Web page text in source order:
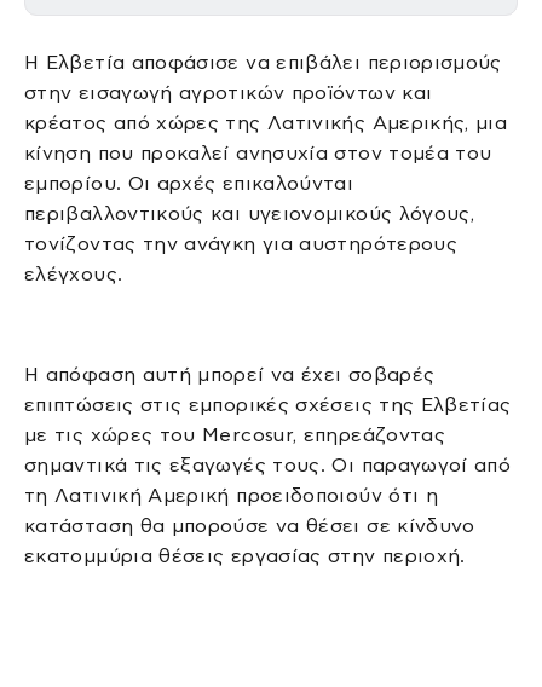
Η Ελβετία αποφάσισε να επιβάλει περιορισμούς
στην εισαγωγή αγροτικών προϊόντων και
κρέατος από χώρες της Λατινικής Αμερικής, μια
κίνηση που προκαλεί ανησυχία στον τομέα του
εμπορίου. Οι αρχές επικαλούνται
περιβαλλοντικούς και υγειονομικούς λόγους,
τονίζοντας την ανάγκη για αυστηρότερους
ελέγχους.
Η απόφαση αυτή μπορεί να έχει σοβαρές
επιπτώσεις στις εμπορικές σχέσεις της Ελβετίας
με τις χώρες του Mercosur, επηρεάζοντας
σημαντικά τις εξαγωγές τους. Οι παραγωγοί από
τη Λατινική Αμερική προειδοποιούν ότι η
κατάσταση θα μπορούσε να θέσει σε κίνδυνο
εκατομμύρια θέσεις εργασίας στην περιοχή.